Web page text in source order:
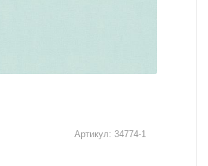
Артикул: 34774-1